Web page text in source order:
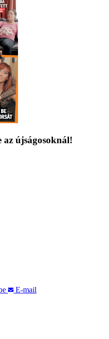
az újságosoknál!
E-mail